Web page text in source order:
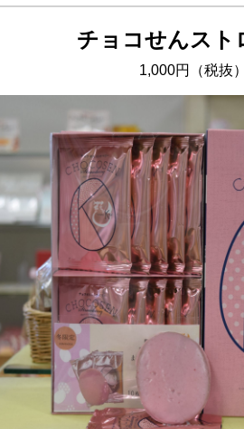
チョコせんスト
1,000円（税抜